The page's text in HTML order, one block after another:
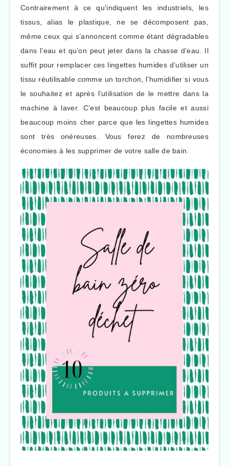
Contrairement à ce qu’indiquent les industriels, les
tissus, alias le plastique, ne se décomposent pas,
même ceux qui s’annoncent comme étant dégradables
dans l’eau et qu’on peut jeter dans la chasse d’eau. Il
suffit pour remplacer ces lingettes humides d’utiliser un
tissu réutilisable comme un torchon, l’humidifier si vous
le souhaitez et après l’utilisation de le mettre dans la
machine à laver. C’est beaucoup plus facile et aussi
beaucoup moins cher parce que les lingettes humides
sont très onéreuses. Vous ferez de nombreuses
économies à les supprimer de votre salle de bain.